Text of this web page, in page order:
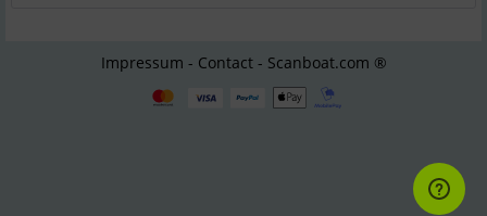
Impressum - Contact - Scanboat.com ®